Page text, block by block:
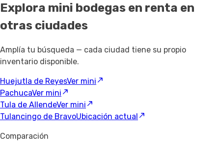
Explora mini bodegas en renta en
otras ciudades
Amplía tu búsqueda — cada ciudad tiene su propio
inventario disponible.
Huejutla de ReyesVer mini
PachucaVer mini
Tula de AllendeVer mini
Tulancingo de BravoUbicación actual
Comparación